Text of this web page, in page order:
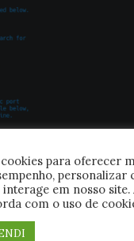
para oferecer
personalizar
em nosso
com o uso de